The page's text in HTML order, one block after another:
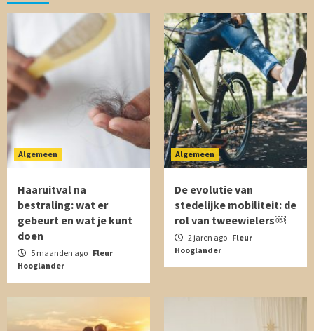
Algemeen
Haaruitval na
bestraling: wat er
gebeurt en wat je kunt
doen
5 maanden ago Fleur
Hooglander
Algemeen
De evolutie van
stedelijke mobiliteit: de
rol van tweewielers￼
2 jaren ago Fleur
Hooglander